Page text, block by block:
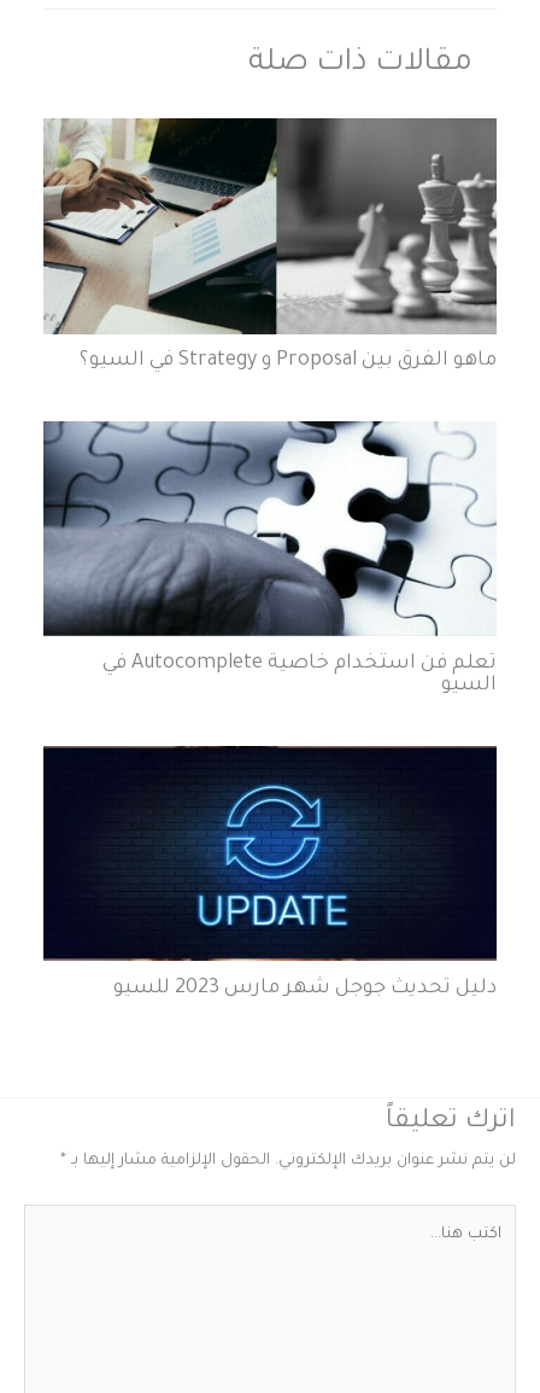
مقالات ذات صلة
ماهو الفرق بين Proposal و Strategy في السيو؟
تعلم فن استخدام خاصية Autocomplete في
السيو
دليل تحديث جوجل شهر مارس 2023 للسيو
اترك تعليقاً
لن يتم نشر عنوان بريدك الإلكتروني. الحقول الإلزامية مشار إليها بـ *